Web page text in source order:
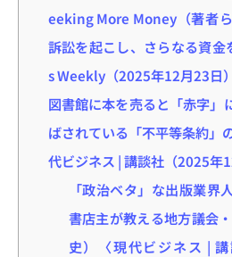
eeking More Money（著者
訴訟を起こし、さらなる資
s Weekly（2025年12月23日
図書館に本を売ると「赤字
ばされている「不平等条約」
代ビジネス | 講談社（2025年
「政治ベタ」な出版業
書店主が教える地方議会
史）〈現代ビジネス |